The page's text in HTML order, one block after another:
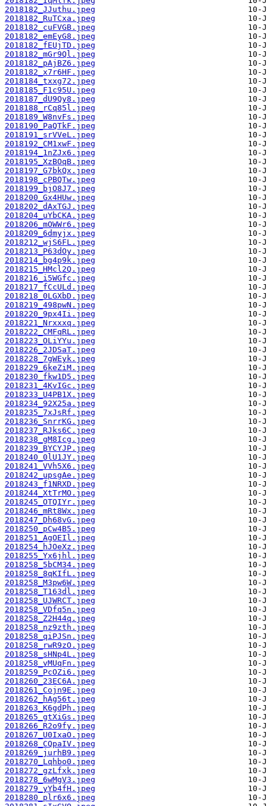
2018182_JJuthu.jpeg
2018182_RuTCxa.jpeg
2018182_cuFVGB.jpeg
2018182_emEyG8.jpeg
2018182_fEUjTD.jpeg
2018182_mGr9Ql.jpeg
2018182_pAjBZ6.jpeg
2018182_x7r6HF.jpeg
2018184_txxg72.jpeg
2018185_F1c95U.jpeg
2018187_dU9Qy8.jpeg
2018188_rCq85l.jpeg
2018189_W8nvFs.jpeg
2018190_PaQTkF.jpeg
2018191_srVVeL.jpeg
2018192_CM1xwF.jpeg
2018194_1nZJx6.jpeg
2018195_XzBOqB.jpeg
2018197_G7bkQx.jpeg
2018198_cPBQTw.jpeg
2018199_bjO8J7.jpeg
2018200_Gx4HUw.jpeg
2018202_dAxTGJ.jpeg
2018204_uYbCKA.jpeg
2018206_mOWWr6.jpeg
2018209_6dmyjx.jpeg
2018212_wjS6FL.jpeg
2018213_P63dOy.jpeg
2018214_bg4p9k.jpeg
2018215_HMcl2Q.jpeg
2018216_i5WGfc.jpeg
2018217_fCcULd.jpeg
2018218_0LGXbD.jpeg
2018219_498pwN.jpeg
2018220_9px4Ii.jpeg
2018221_Nrxxxq.jpeg
2018222_CMFqRL.jpeg
2018223_OLiYYu.jpeg
2018226_2JDSaT.jpeg
2018228_7gWEyk.jpeg
2018229_6keZiM.jpeg
2018230_fkw1D5.jpeg
2018231_4KvIGc.jpeg
2018233_U4PB1X.jpeg
2018234_92X25a.jpeg
2018235_7xJsRf.jpeg
2018236_SnrrKG.jpeg
2018237_RJks6C.jpeg
2018238_gM8Icg.jpeg
2018239_BYCYJP.jpeg
2018240_0lU1JY.jpeg
2018241_VVh5X6.jpeg
2018242_upsgAe.jpeg
2018243_f1NRXD.jpeg
2018244_XtTrMO.jpeg
2018245_OTQIYr.jpeg
2018246_mRt8Wx.jpeg
2018247_Dh68vG.jpeg
2018250_pCw4B5.jpeg
2018251_AgOEIl.jpeg
2018254_hJOeXz.jpeg
2018255_Yx6jhl.jpeg
2018258_5bCM34.jpeg
2018258_8qKIfL.jpeg
2018258_M3pw6W.jpeg
2018258_T163dl.jpeg
2018258_UJWRCT.jpeg
2018258_VDfq5n.jpeg
2018258_Z2H44q.jpeg
2018258_nz9zth.jpeg
2018258_qiPJSn.jpeg
2018258_rwR9zO.jpeg
2018258_sHNp4L.jpeg
2018258_vMUqFn.jpeg
2018259_PcOZi6.jpeg
2018260_23EC6A.jpeg
2018261_Cojn9E.jpeg
2018262_hAg56t.jpeg
2018263_K6gdPh.jpeg
2018265_gtXiGs.jpeg
2018266_R2o9fy.jpeg
2018267_U0IxaO.jpeg
2018268_CQpaIV.jpeg
2018269_jurhB9.jpeg
2018270_Lqhbo0.jpeg
2018272_gzLfxk.jpeg
2018278_6wMgV3.jpeg
2018279_yYb4fH.jpeg
2018280_plr6x6.jpeg